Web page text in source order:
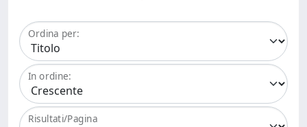
Ordina per:
In ordine:
Risultati/Pagina